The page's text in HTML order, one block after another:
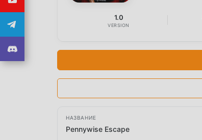
1.0
VERSION
НАЗВАНИЕ
Pennywise Escape